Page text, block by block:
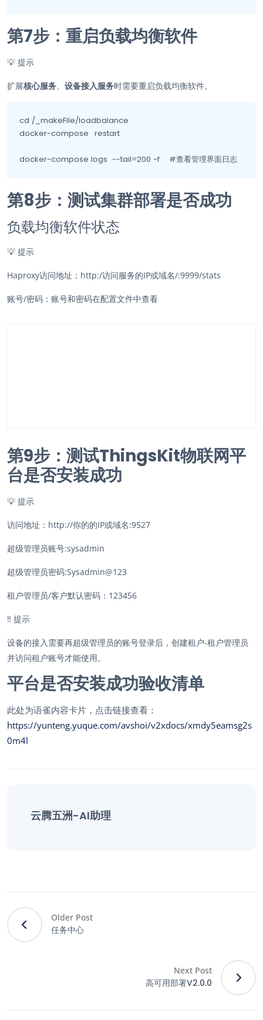
第7步：重启负载均衡软件
💡 提示
扩展核心服务 设备接入服务时需要重启负载均衡软件。
cd /_makeFile/loadbalance
docker-compose	restart
docker-compose logs  --tail=200 -f    #查看管理界面日志
第8步：测试集群部署是否成功
负载均衡软件状态
💡 提示
Haproxy访问地址：http:/访问服务的IP或域名/:9999/stats
账号/密码：账号和密码在配置文件中查看
第9步： 测试ThingsKit物联网平
台是否安装成功
💡 提示
访问地址：http://你的的IP或域名:9527
超级管理员账号:sysadmin
超级管理员密码:Sysadmin@123
租户管理员/客户默认密码：123456
‼️ 提示
设备的接入需要再超级管理员的账号登录后，创建租户-租户管理员
并访问租户账号才能使用。
平台是否安装成功验收清单
此处为语雀内容卡片，点击链接查看：
https://yunteng.yuque.com/avshoi/v2xdocs/xmdy5eamsg2s
0m4l
云腾五洲-AI助理
Older Post
任务中心
Next Post
高可用部署V2.0.0